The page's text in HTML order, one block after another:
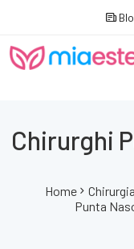
Chirurghi
Home
Punta